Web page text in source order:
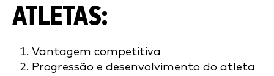
ATLETAS:
Vantagem competitiva
Progressão e desenvolvimento do atleta